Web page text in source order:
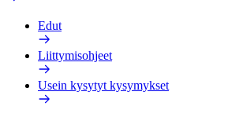
Edut
Liittymisohjeet
Usein kysytyt kysymykset